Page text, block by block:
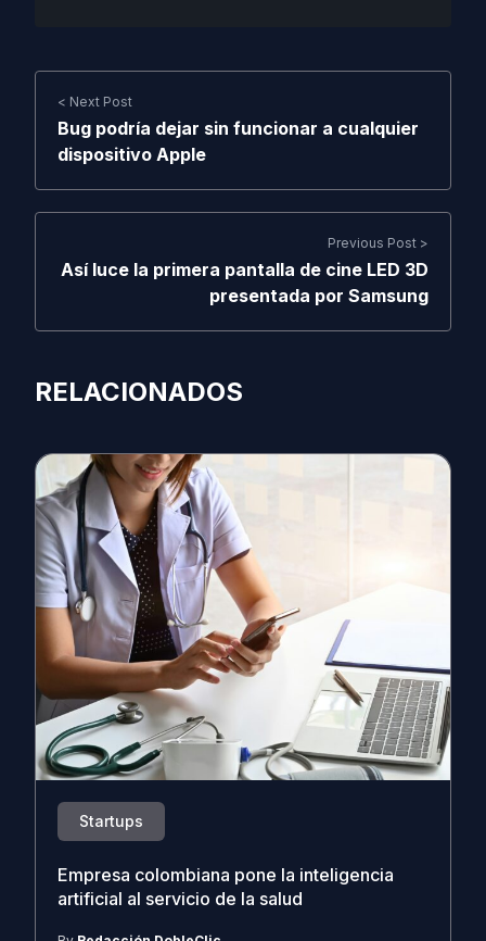
< Next Post
Bug podría dejar sin funcionar a cualquier
dispositivo Apple
Previous Post >
Así luce la primera pantalla de cine LED 3D
presentada por Samsung
RELACIONADOS
Startups
Empresa colombiana pone la inteligencia
artificial al servicio de la salud